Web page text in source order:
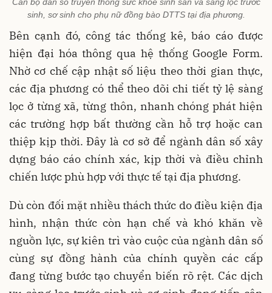
sinh, sơ sinh cho phụ nữ đồng bào DTTS tại địa phương.
Bên cạnh đó, công tác thống kê, báo cáo được
hiện đại hóa thông qua hệ thống Google Form.
Nhờ cơ chế cập nhật số liệu theo thời gian thực,
các địa phương có thể theo dõi chi tiết tỷ lệ sàng
lọc ở từng xã, từng thôn, nhanh chóng phát hiện
các trường hợp bất thường cần hỗ trợ hoặc can
thiệp kịp thời. Đây là cơ sở để ngành dân số xây
dựng báo cáo chính xác, kịp thời và điều chỉnh
chiến lược phù hợp với thực tế tại địa phương.
Dù còn đối mặt nhiều thách thức do điều kiện địa
hình, nhận thức còn hạn chế và khó khăn về
nguồn lực, sự kiên trì vào cuộc của ngành dân số
cùng sự đồng hành của chính quyền các cấp
đang từng bước tạo chuyển biến rõ rệt. Các dịch